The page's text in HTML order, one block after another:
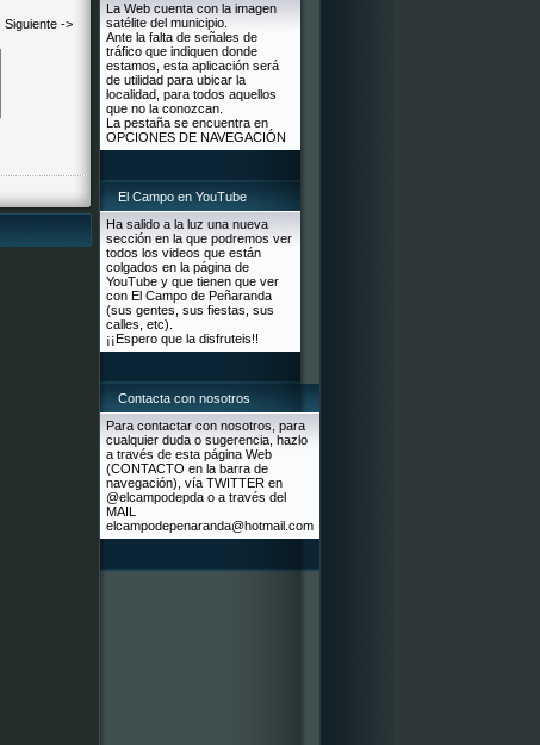
Siguiente ->
La Web cuenta con la imagen
satélite del municipio.
Ante la falta de señales de
tráfico que indiquen donde
estamos, esta aplicación será
de utilidad para ubicar la
localidad, para todos aquellos
que no la conozcan.
La pestaña se encuentra en
OPCIONES DE NAVEGACIÓN
El Campo en YouTube
Ha salido a la luz una nueva
sección en la que podremos ver
todos los videos que están
colgados en la página de
YouTube y que tienen que ver
con El Campo de Peñaranda
(sus gentes, sus fiestas, sus
calles, etc).
¡¡Espero que la disfruteis!!
Contacta con nosotros
Para contactar con nosotros, para
cualquier duda o sugerencia, hazlo
a través de esta página Web
(CONTACTO en la barra de
navegación), vía TWITTER en
@elcampodepda o a través del
MAIL
elcampodepenaranda@hotmail.com